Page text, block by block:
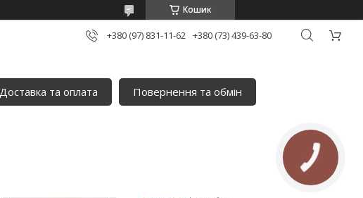
Кошик
+380 (97) 831-11-62 +380 (73) 439-63-80
Доставка та оплата
Повернення та обмін